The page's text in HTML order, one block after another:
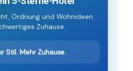
Ordnung und Wohnideen
Zuhause.
Stil. Mehr Zuhause.